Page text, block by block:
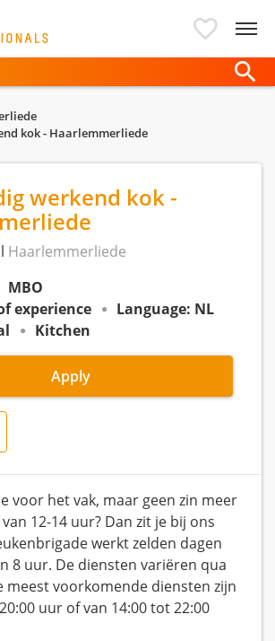
kok - Haarlemmerliede
werkend kok -
Haarlemmerliede
MBO
experience
Language: NL
Kitchen
Apply
voor het vak, maar geen zin meer
12-14 uur? Dan zit je bij ons
werkt zelden dagen
8 uur. De diensten variëren qua
meest voorkomende diensten zijn
uur of van 14:00 tot 22:00